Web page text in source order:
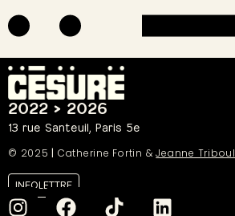
2022 > 2026
13 rue Santeuil, Paris 5e
© 2025 | Catherine Fortin &Jeanne Triboul
INFOLETTRE